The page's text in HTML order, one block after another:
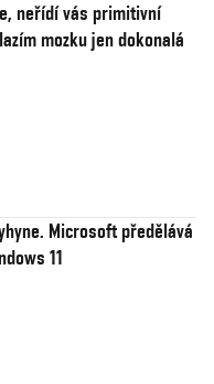
neřídí vás primitivní
mozku jen dokonalá
Microsoft předělává
11